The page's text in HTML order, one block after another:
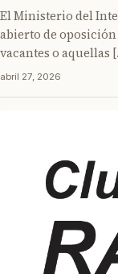
El Ministerio del
abierto de oposición
vacantes o aquellas
abril 27, 2026